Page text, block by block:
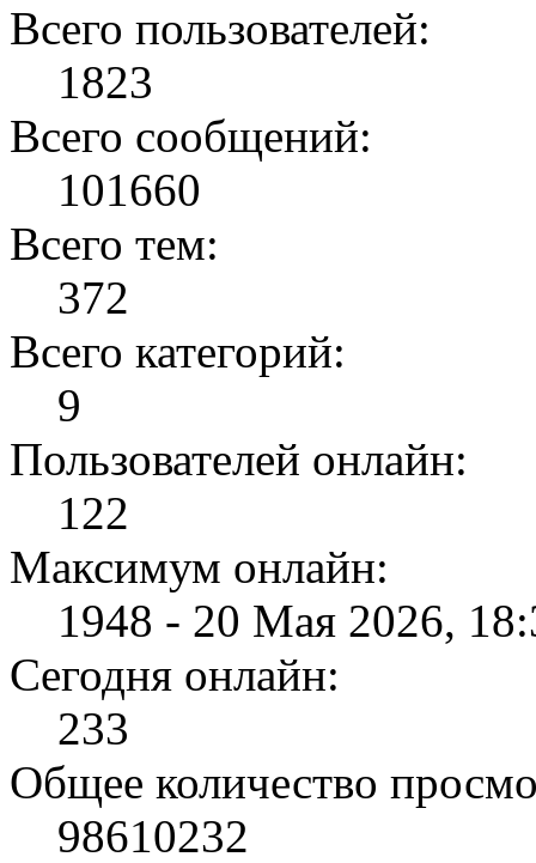
Всего пользователей:
1823
Всего сообщений:
101660
Всего тем:
372
Всего категорий:
9
Пользователей онлайн:
122
Максимум онлайн:
1948 - 20 Мая 2026,
Сегодня онлайн:
233
Общее количество
98610232